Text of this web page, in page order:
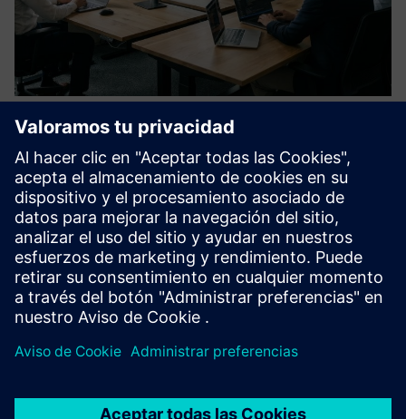
Ethical Hacking & Penetration
Testing for IT/OT Environments
Nuestro servicio de hackeo ético y pruebas de penetración
identifica los puntos débiles de seguridad en los entornos
de TI, OT e híbridos. Simulamos ataques del mundo real
para evaluar los controles técnicos, los procesos y los fa...
Más información